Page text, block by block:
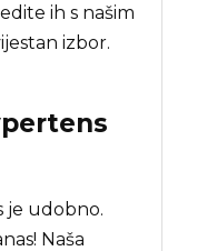
ih s našim
izbor.
je udobno.
Naša